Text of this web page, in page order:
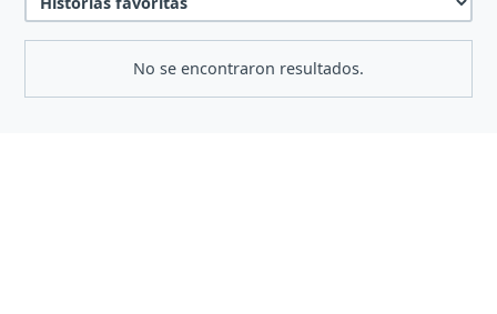
No se encontraron resultados.